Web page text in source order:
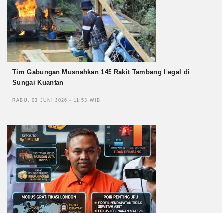
Tim Gabungan Musnahkan 145 Rakit Tambang Ilegal di
Sungai Kuantan
RABU, 03 JUNI 2026 - 11:53 WIB